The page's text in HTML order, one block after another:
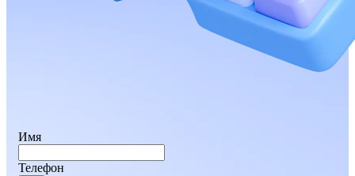
Имя
Телефон